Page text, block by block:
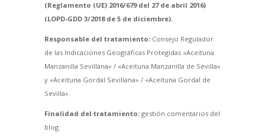
(Reglamento (UE) 2016/679 del 27 de abril 2016)
(LOPD-GDD 3/2018 de 5 de diciembre).
Responsable del tratamiento:Consejo Regulador
de las Indicaciones Geográficas Protegidas «Aceituna
Manzanilla Sevillana» / «Aceituna Manzanilla de Sevilla»
y «Aceituna Gordal Sevillana» / «Aceituna Gordal de
Sevilla».
Finalidad del tratamiento:gestión comentarios del
blog.